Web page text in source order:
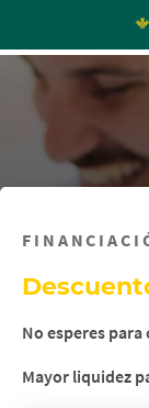
No esperes
Mayor liquidez